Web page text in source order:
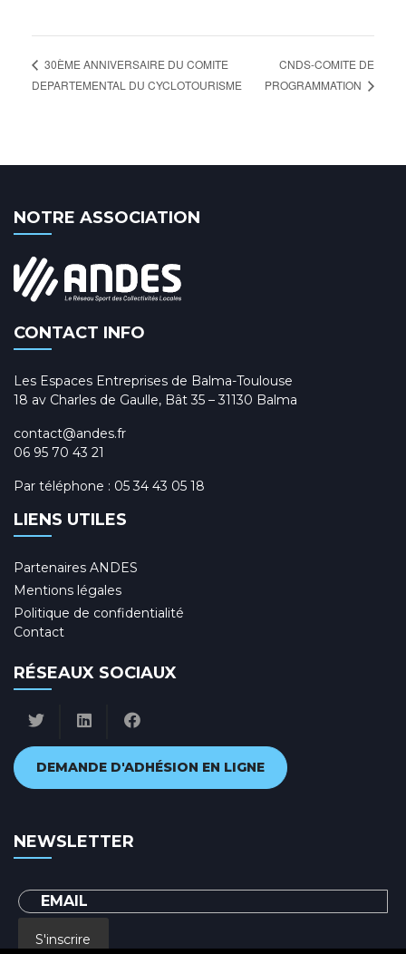
30ÈME ANNIVERSAIRE DU COMITE
DEPARTEMENTAL DU CYCLOTOURISME
CNDS-COMITE DE
PROGRAMMATION
NOTRE ASSOCIATION
CONTACT INFO
Les Espaces Entreprises de Balma-Toulouse
18 av Charles de Gaulle, Bât 35 – 31130 Balma
contact@andes.fr
06 95 70 43 21
Par téléphone : 05 34 43 05 18
LIENS UTILES
Partenaires ANDES
Mentions légales
Politique de confidentialité
Contact
RÉSEAUX SOCIAUX
DEMANDE D'ADHÉSION EN LIGNE
NEWSLETTER
S'inscrire